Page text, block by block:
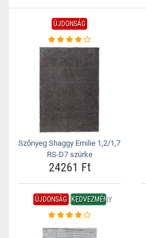
ÚJDONSÁG
Szőnyeg Shaggy Emilie 1,2/1,7
RS-D7 szürke
24261 Ft
ÚJDONSÁG KEDVEZMÉNY